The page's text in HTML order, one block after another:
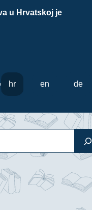
u Hrvatskoj je
hr en de